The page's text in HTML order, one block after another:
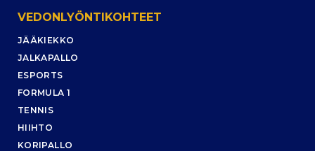
VEDONLYÖNTIKOHTEET
JÄÄKIEKKO
JALKAPALLO
ESPORTS
FORMULA 1
TENNIS
HIIHTO
KORIPALLO